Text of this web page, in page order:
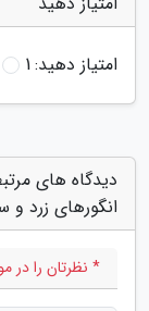
امتیاز دهید:1
دیدگاه های
انگورهای زرد و
* نظرتان را در